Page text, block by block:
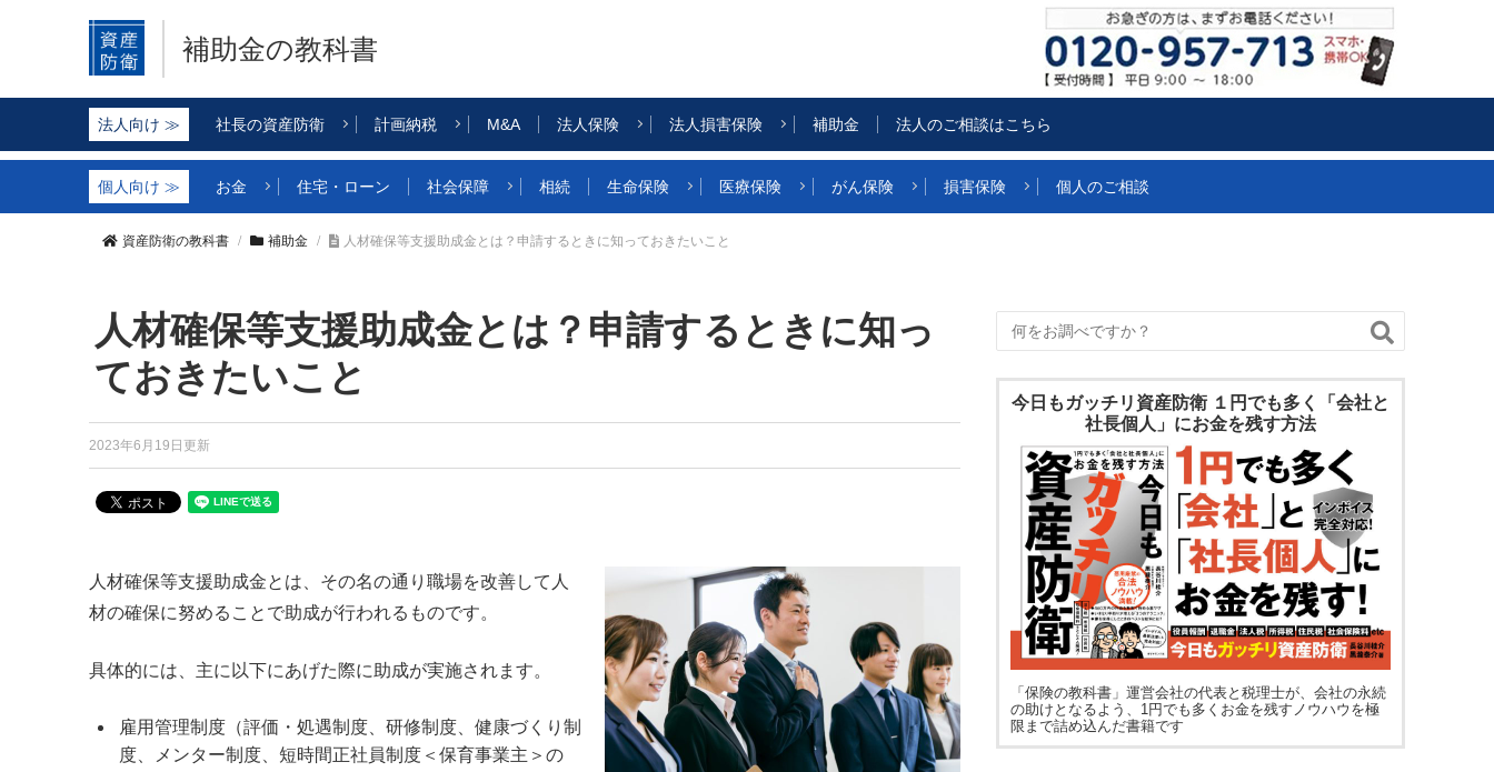
補助金の教科書
社長の資産防衛 計画納税 M&A 法人保険 法人損害保険 補助金 法人のご相談はこちら
お金 住宅・ローン 社会保障 相続 生命保険 医療保険 がん保険 損害保険 個人のご相談
資産防衛の教科書 補助金 人材確保等支援助成金とは？申請するときに知っておきたいこと
人材確保等支援助成金とは？申請するときに知っ
ておきたいこと
2023年6月19日更新
人材確保等支援助成金とは、その名の通り職場を改善して人
材の確保に努めることで助成が行われるものです。
具体的には、主に以下にあげた際に助成が実施されます。
雇用管理制度（評価・処遇制度、研修制度、健康づくり制
度、メンター制度、短時間正社員制度＜保育事業主＞の
今日もガッチリ資産防衛 １円でも多く「会社と
社長個人」にお金を残す方法
「保険の教科書」運営会社の代表と税理士が、会社の永続
の助けとなるよう、1円でも多くお金を残すノウハウを極
限まで詰め込んだ書籍です